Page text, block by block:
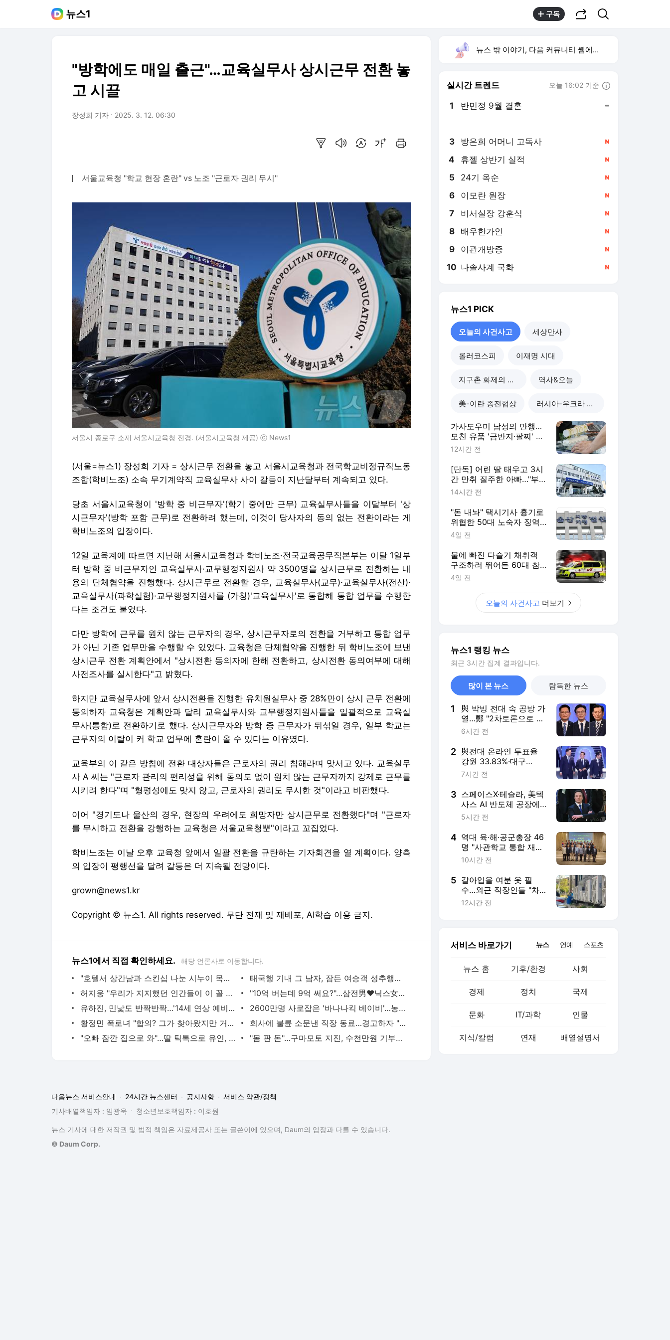
뉴스1 구독
"방학에도 매일 출근"…교육실무사 상시근무 전환 놓
고 시끌
장성희 기자 2025. 3. 12. 06:30
서울교육청 "학교 현장 혼란" vs 노조 "근로자 권리 무시"
서울시 종로구 소재 서울시교육청 전경. (서울시교육청 제공) ⓒ News1
(서울=뉴스1) 장성희 기자 = 상시근무 전환을 놓고 서울시교육청과 전국학교비정규직노동
조합(학비노조) 소속 무기계약직 교육실무사 사이 갈등이 지난달부터 계속되고 있다.
당초 서울시교육청이 '방학 중 비근무자'(학기 중에만 근무) 교육실무사들을 이달부터 '상
시근무자'(방학 포함 근무)로 전환하려 했는데, 이것이 당사자의 동의 없는 전환이라는 게
학비노조의 입장이다.
12일 교육계에 따르면 지난해 서울시교육청과 학비노조·전국교육공무직본부는 이달 1일부
터 방학 중 비근무자인 교육실무사·교무행정지원사 약 3500명을 상시근무로 전환하는 내
용의 단체협약을 진행했다. 상시근무로 전환할 경우, 교육실무사(교무)·교육실무사(전산)·
교육실무사(과학실험)·교무행정지원사를 (가칭)'교육실무사'로 통합해 통합 업무를 수행한
다는 조건도 붙었다.
다만 방학에 근무를 원치 않는 근무자의 경우, 상시근무자로의 전환을 거부하고 통합 업무
가 아닌 기존 업무만을 수행할 수 있었다. 교육청은 단체협약을 진행한 뒤 학비노조에 보낸
상시근무 전환 계획안에서 "상시전환 동의자에 한해 전환하고, 상시전환 동의여부에 대해
사전조사를 실시한다"고 밝혔다.
하지만 교육실무사에 앞서 상시전환을 진행한 유치원실무사 중 28%만이 상시 근무 전환에
동의하자 교육청은 계획안과 달리 교육실무사와 교무행정지원사들을 일괄적으로 교육실
무사(통합)로 전환하기로 했다. 상시근무자와 방학 중 근무자가 뒤섞일 경우, 일부 학교는
근무자의 이탈이 커 학교 업무에 혼란이 올 수 있다는 이유였다.
교육부의 이 같은 방침에 전환 대상자들은 근로자의 권리 침해라며 맞서고 있다. 교육실무
사 A 씨는 "근로자 관리의 편리성을 위해 동의도 없이 원치 않는 근무자까지 강제로 근무를
시키려 한다"며 "형평성에도 맞지 않고, 근로자의 권리도 무시한 것"이라고 비판했다.
이어 "경기도나 울산의 경우, 현장의 우려에도 희망자만 상시근무로 전환했다"며 "근로자
를 무시하고 전환을 강행하는 교육청은 서울교육청뿐"이라고 꼬집었다.
학비노조는 이날 오후 교육청 앞에서 일괄 전환을 규탄하는 기자회견을 열 계획이다. 양측
의 입장이 평행선을 달려 갈등은 더 지속될 전망이다.
grown@news1.kr
Copyright © 뉴스1. All rights reserved. 무단 전재 및 재배포, AI학습 이용 금지.
뉴스1에서 직접 확인하세요. 해당 언론사로 이동합니다.
"호텔서 상간남과 스킨십 나눈 시누이 목격…제 남편이 입 다물라 하네요"
태국행 기내 그 남자, 잠든 여승객 성추행…"바지에 체액까지 묻었다"
허지웅 "우리가 지지했던 인간들이 이 꼴 만들어"…형소법 개정안에 발끈
"10억 버는데 9억 써요?"…삼전男♥닉스女 3:3 단체소개팅 예능 화제
유하진, 민낯도 반짝반짝…'14세 연상 예비남편' 강균성이 반한 청순 미모 [N샷]
2600만명 사로잡은 '바나나킥 베이비'…농심의 깜짝 선물
황정민 폭로녀 "합의? 그가 찾아왔지만 거절…허위 주장 다 밝힐 수 있다"
회사에 불륜 소문낸 직장 동료…경고하자 "사모님께도 말씀드리겠다"
"오빠 잠깐 집으로 와"…딸 틱톡으로 유인, 성폭행 복수한 아빠
"몸 판 돈"…구마모토 지진, 수천만원 기부하고 비난받은 성인물 배우
뉴스 밖 이야기, 다음 커뮤니티 웹에서 보기
실시간 트렌드 오늘 16:02 기준
1 반민정 9월 결혼
3 방은희 어머니 고독사
4 휴젤 상반기 실적
5 24기 옥순
6 이모란 원장
7 비서실장 강훈식
8 배우한가인
9 이관개방증
10 나솔사계 국화
뉴스1 PICK
오늘의 사건사고 세상만사
롤러코스피 이재명 시대
지구촌 화제의 뉴스 역사&오늘
美-이란 종전협상 러시아-우크라 전쟁
가사도우미 남성의 만행…
모친 유품 '금반지·팔찌' 녹
여 팔았다
12시간 전
[단독] 어린 딸 태우고 3시
간 만취 질주한 아빠…"부
부싸움 뒤 홧김에"
14시간 전
"돈 내놔" 택시기사 흉기로
위협한 50대 노숙자 징역
2년
4일 전
물에 빠진 다슬기 채취객
구조하러 뛰어든 60대 참
변…익수자는 회복
4일 전
오늘의 사건사고 더보기
뉴스1 랭킹 뉴스
최근 3시간 집계 결과입니다.
많이 본 뉴스 탐독한 뉴스
1
與 박빙 전대 속 공방 가
열…鄭 "2차토론으로 게
임 끝" 金 "제가 과반"
6시간 전
2 與전대 온라인 투표율
강원 33.83%·대구
61.72%·경북 60.12%
7시간 전
3 스페이스X·테슬라, 美텍
사스 AI 반도체 공장에
23조9000억원 투자
5시간 전
4 역대 육·해·공군총장 46
명 "사관학교 통합 재검
토해야"
10시간 전
5 갈아입을 여분 옷 필
수…외근 직장인들 "차
시동 끄는 게 두렵다"
12시간 전
서비스 바로가기 뉴스 연예 스포츠
뉴스 홈 기후/환경 사회
경제 정치 국제
문화 IT/과학 인물
지식/칼럼 연재 배열설명서
다음뉴스 서비스안내 24시간 뉴스센터 공지사항
서비스 약관/정책
기사배열책임자 : 임광욱
청소년보호책임자 : 이호원
뉴스 기사에 대한 저작권 및 법적 책임은 자료제공사 또는 글쓴이에 있으며, Daum의 입장과 다를 수 있습니다.
© Daum Corp.